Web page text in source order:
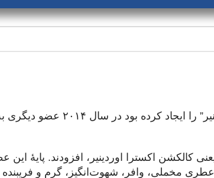
خانه ی عطرسازی ون کلیف که در سال ۲۰۰۹ با معرفی چندین محصول کلکسیون
کالکشن اکسترا اوردینیر، افزودند. پایهٔ این
عطری مخملی، وافر، شهوت‌انگیز، گرم و